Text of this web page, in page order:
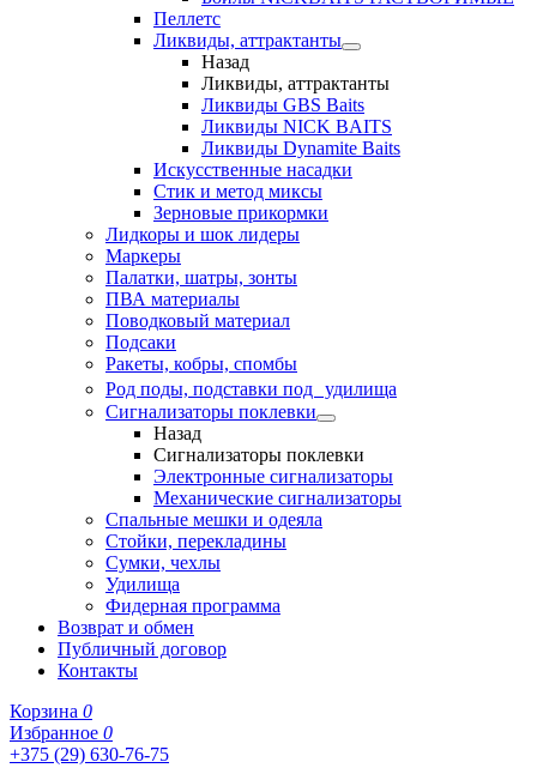
Пеллетс
Ликвиды, аттрактанты
Назад
Ликвиды, аттрактанты
Ликвиды GBS Baits
Ликвиды NICK BAITS
Ликвиды Dynamite Baits
Искусственные насадки
Стик и метод миксы
Зерновые прикормки
Лидкоры и шок лидеры
Маркеры
Палатки, шатры, зонты
ПВА материалы
Поводковый материал
Подсаки
Ракеты, кобры, спомбы
Род поды, подставки под удилища
Сигнализаторы поклевки
Назад
Сигнализаторы поклевки
Электронные сигнализаторы
Механические сигнализаторы
Спальные мешки и одеяла
Стойки, перекладины
Сумки, чехлы
Удилища
Фидерная программа
Возврат и обмен
Публичный договор
Контакты
Корзина 0
Избранное 0
+375 (29) 630-76-75